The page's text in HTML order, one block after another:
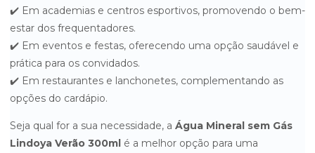
UNIDADES
UNIDADES
UN.
ÁGUA MINERAL SEM GÁS RAIZ DA SERRA COPO 200ML CAIXA
✔️ Em academias e centros esportivos, promovendo o bem-
estar dos frequentadores.
✔️ Em eventos e festas, oferecendo uma opção saudável e
prática para os convidados.
✔️ Em restaurantes e lanchonetes, complementando as
opções do cardápio.
Seja qual for a sua necessidade, a Água Mineral sem Gás
Lindoya Verão 300ml é a melhor opção para uma